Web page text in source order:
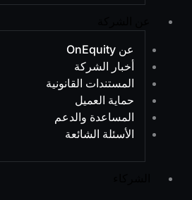
عن OnEquity
أخبار الشركة
المستندات القانونية
حماية العميل
المساعدة والدعم
الأسئلة الشائعة